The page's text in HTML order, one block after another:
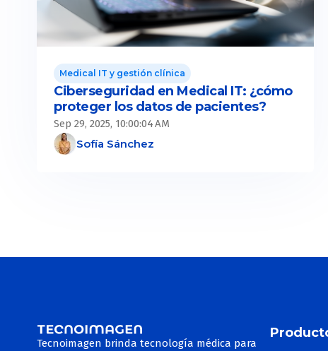
Medical IT y gestión clínica
Ciberseguridad en Medical IT: ¿cómo
proteger los datos de pacientes?
Sep 29, 2025, 10:00:04 AM
Sofía Sánchez
Tecnoimagen brinda tecnología médica para